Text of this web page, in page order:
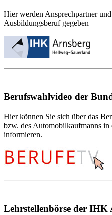
Hier werden Ansprechpartner
Ausbildungsberuf gegeben
Berufswahlvideo der
Hier können Sie sich über das
bzw. des Automobilkaufmanns
informieren.
Lehrstellenbörse der IHK